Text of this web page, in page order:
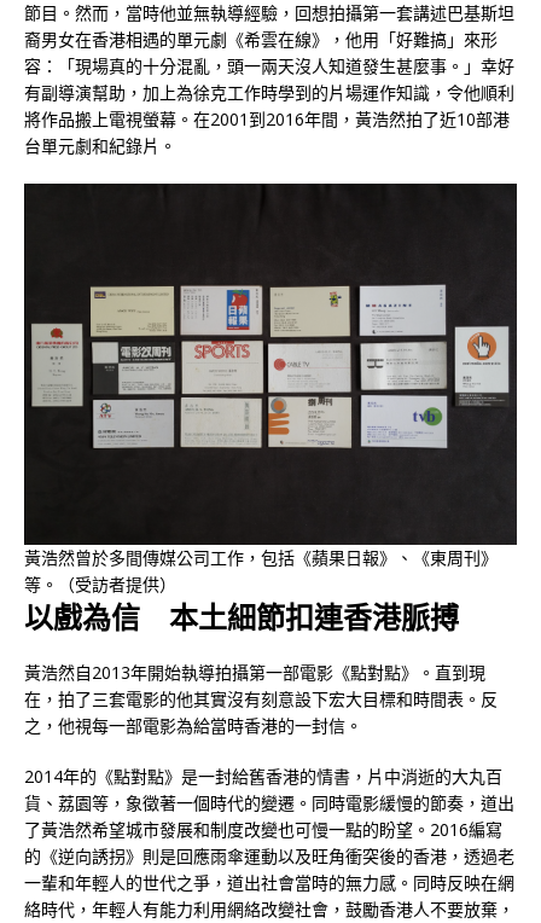
節目。然而，當時他並無執導經驗，回想拍攝第一套講述巴基斯坦
裔男女在香港相遇的單元劇《希雲在線》，他用「好難搞」來形
容：「現場真的十分混亂，頭一兩天沒人知道發生甚麼事。」幸好
有副導演幫助，加上為徐克工作時學到的片場運作知識，令他順利
將作品搬上電視螢幕。在2001到2016年間，黃浩然拍了近10部港
台單元劇和紀錄片。
黃浩然曾於多間傳媒公司工作，包括《蘋果日報》、《東周刊》
等。（受訪者提供）
以戲為信 本土細節扣連香港脈搏
黃浩然自2013年開始執導拍攝第一部電影《點對點》。直到現
在，拍了三套電影的他其實沒有刻意設下宏大目標和時間表。反
之，他視每一部電影為給當時香港的一封信。
2014年的《點對點》是一封給舊香港的情書，片中消逝的大丸百
貨、荔園等，象徵著一個時代的變遷。同時電影緩慢的節奏，道出
了黃浩然希望城市發展和制度改變也可慢一點的盼望。2016編寫
的《逆向誘拐》則是回應雨傘運動以及旺角衝突後的香港，透過老
一輩和年輕人的世代之爭，道出社會當時的無力感。同時反映在網
絡時代，年輕人有能力利用網絡改變社會，鼓勵香港人不要放棄，